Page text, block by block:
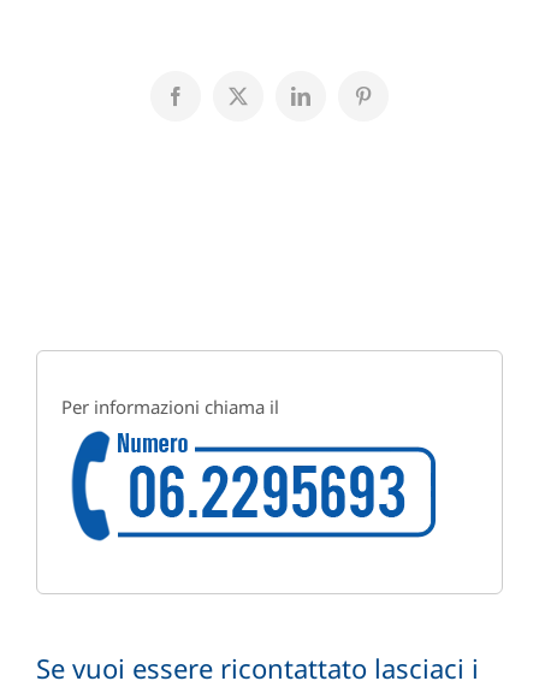
Facebook
X LinkedInPinterest
Per informazioni chiama il
Se vuoi essere ricontattato lasciaci i